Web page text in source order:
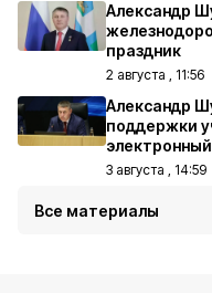
Александр
праздник
2 августа , 11:56
Александр
поддержки
3 августа , 14:59
Все материалы